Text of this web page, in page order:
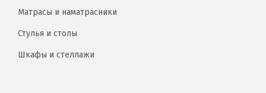
Матрасы и наматрасники
Стулья и столы
Шкафы и стеллажи